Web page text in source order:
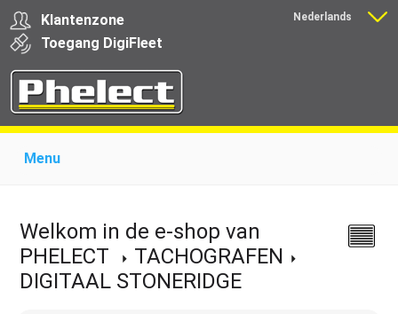
Klantenzone
Toegang DigiFleet
Nederlands
Menu
Producten voor transporteurs
Opleiding
Nieuws
Ondersteuning
Download Links Contact
Welkom in de e-shop van
PHELECT
TACHOGRAFEN
DIGITAAL STONERIDGE